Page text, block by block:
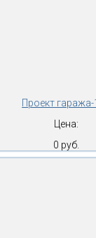
Проект
Цена:
0 руб.